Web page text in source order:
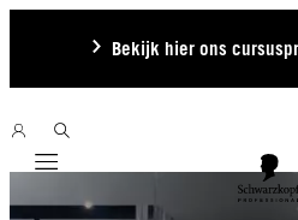
Bekijk hier ons
Mobile navigation